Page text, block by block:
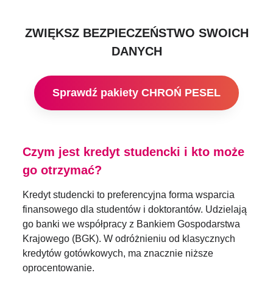
ZWIĘKSZ BEZPIECZEŃSTWO SWOICH
DANYCH
Sprawdź pakiety CHROŃ PESEL
Czym jest kredyt studencki i kto może
go otrzymać?
Kredyt studencki to preferencyjna forma wsparcia
finansowego dla studentów i doktorantów. Udzielają
go banki we współpracy z Bankiem Gospodarstwa
Krajowego (BGK). W odróżnieniu od klasycznych
kredytów gotówkowych, ma znacznie niższe
oprocentowanie.